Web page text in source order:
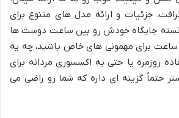
جزئیات و ارائه مدل های متنوع برای
جایگاه خودش رو بین ساعت دوست ها
ساعت برای مهمونی های خاص باشید، چه یه
روزمره یا حتی یه اکسسوری مردانه برای
حتماً گزینه ای داره که شما رو راضی می